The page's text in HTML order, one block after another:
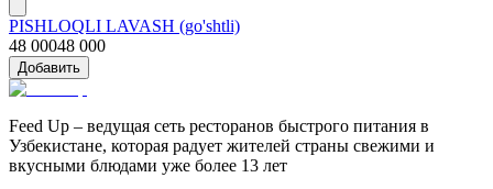
PISHLOQLI LAVASH (go'shtli)
48 00048 000
Добавить
Feed Up – ведущая сеть ресторанов быстрого питания в
Узбекистане, которая радует жителей страны свежими и
вкусными блюдами уже более 13 лет